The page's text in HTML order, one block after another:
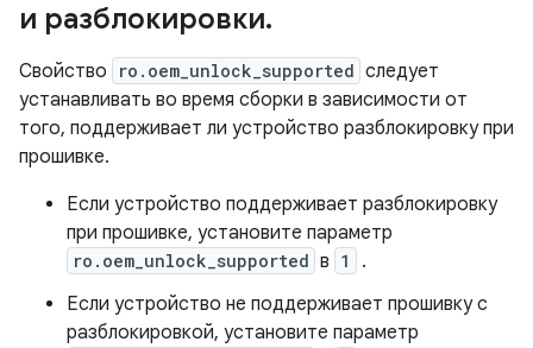
и разблокировки.
Свойство ro.oem_unlock_supported следует
устанавливать во время сборки в зависимости от
того, поддерживает ли устройство разблокировку при
прошивке.
Если устройство поддерживает разблокировку
при прошивке, установите параметр
ro.oem_unlock_supported в 1
.
Если устройство не поддерживает прошивку с
разблокировкой, установите параметр